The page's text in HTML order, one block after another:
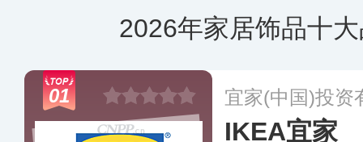
2026年家居饰品十
01 宜家(中国)投资
IKEA宜家